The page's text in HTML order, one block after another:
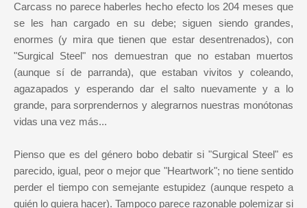
Carcass no parece haberles hecho efecto los 204 meses que
se les han cargado en su debe; siguen siendo grandes,
enormes (y mira que tienen que estar desentrenados), con
"Surgical Steel" nos demuestran que no estaban muertos
(aunque sí de parranda), que estaban vivitos y coleando,
agazapados y esperando dar el salto nuevamente y a lo
grande, para sorprendernos y alegrarnos nuestras monótonas
vidas una vez más...
Pienso que es del género bobo debatir si "Surgical Steel" es
parecido, igual, peor o mejor que "Heartwork"; no tiene sentido
perder el tiempo con semejante estupidez (aunque respeto a
quién lo quiera hacer). Tampoco parece razonable polemizar si